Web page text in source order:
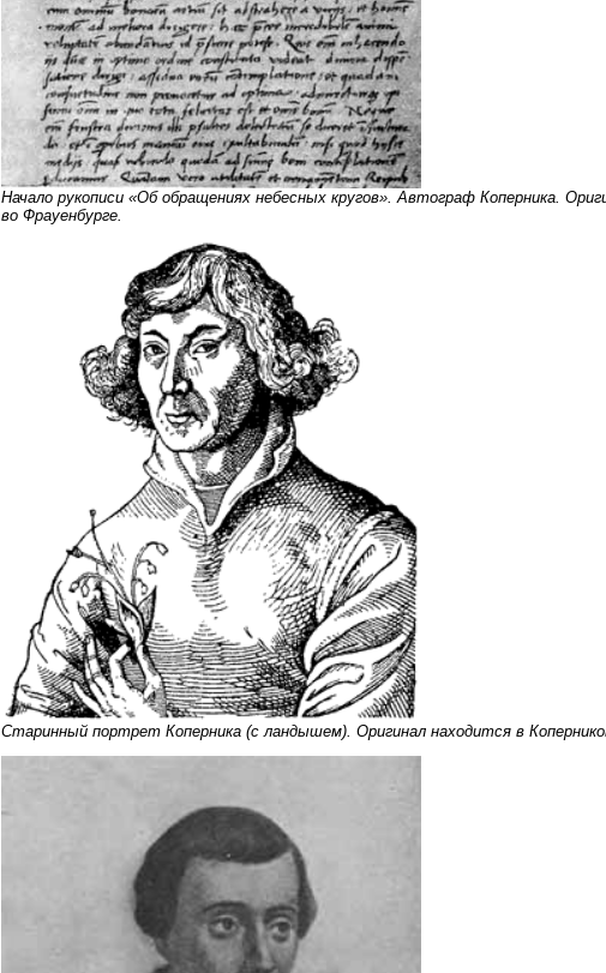
Начало рукописи «Об обращениях небесных кругов». Автограф Коперника.
во Фрауенбурге.
Старинный портрет Коперника (с ландышем). Оригинал находится в